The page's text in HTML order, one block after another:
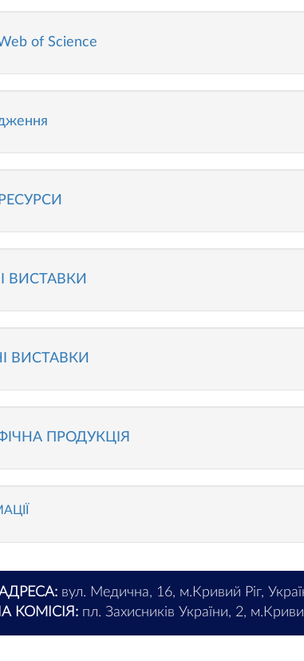
of Science
ВИСТАВКИ
ВИСТАВКИ
ПРОДУКЦІЯ
вул. Медична, 16, м.Кривий Ріг,
КОМІСІЯ: пл. Захисників України, 2,